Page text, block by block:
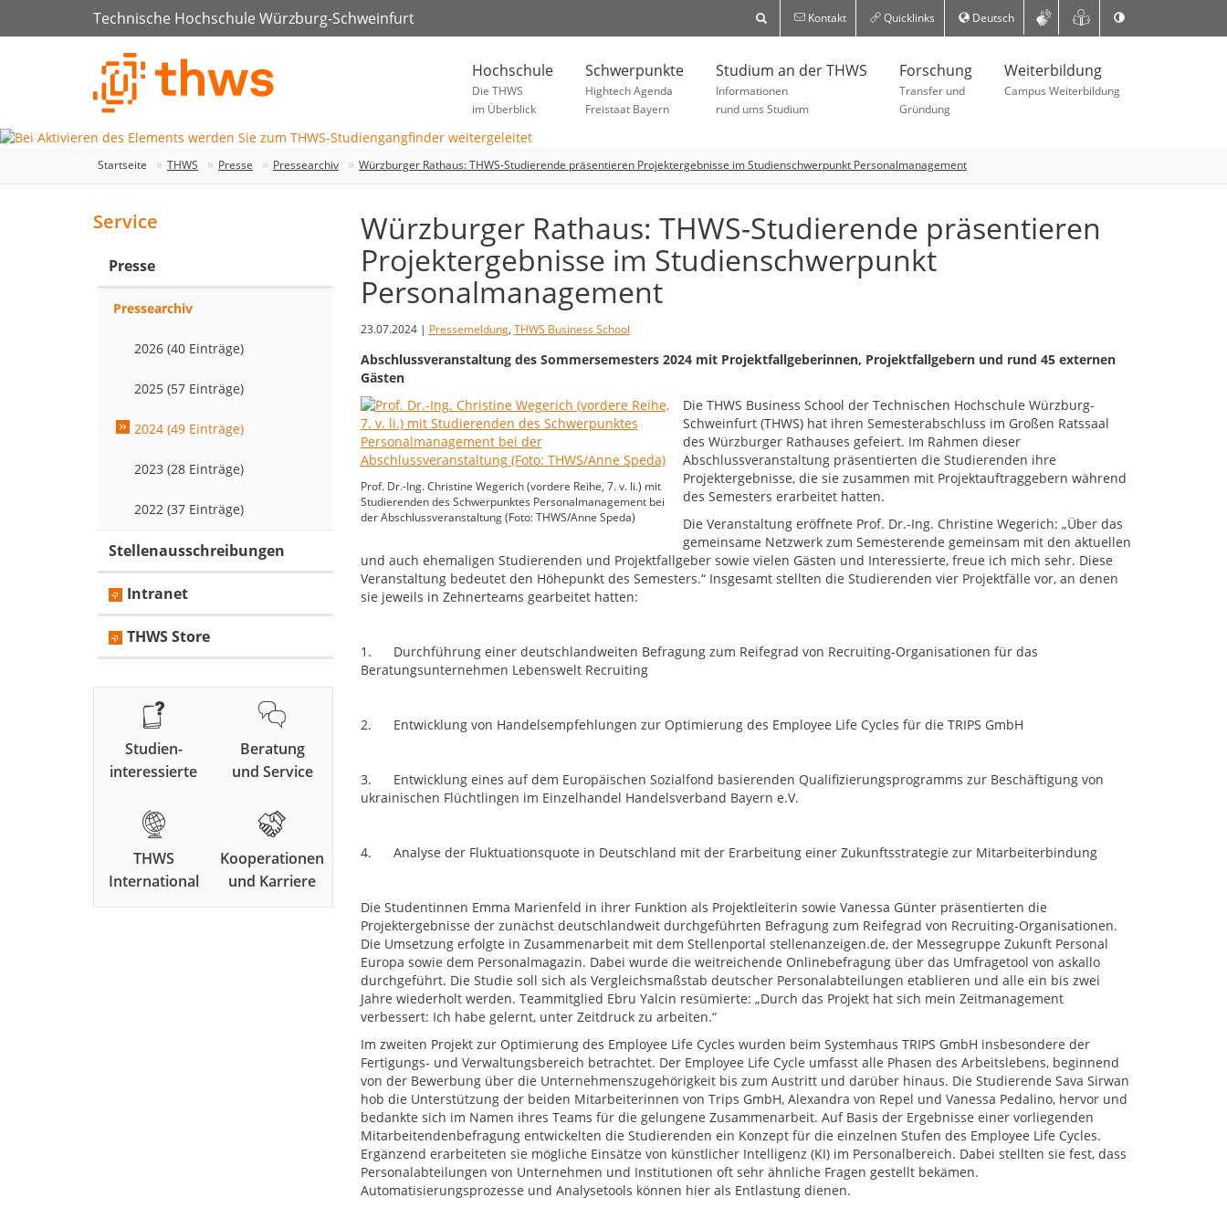
Technische Hochschule Würzburg-Schweinfurt Kontakt Quicklinks Deutsch
Hochschule
Die THWS
im Überblick
Schwerpunkte
Hightech Agenda
Freistaat Bayern
Studium an der THWS
Informationen
rund ums Studium
Forschung
Transfer und
Gründung
Weiterbildung
Campus Weiterbildung
Startseite THWS Presse Pressearchiv Würzburger Rathaus: THWS-Studierende präsentieren Projektergebnisse im Studienschwerpunkt Personalmanagement
Würzburger Rathaus: THWS-Studierende präsentieren
Projektergebnisse im Studienschwerpunkt
Personalmanagement
23.07.2024 | Pressemeldung, THWS Business School
Abschlussveranstaltung des Sommersemesters 2024 mit Projektfallgeberinnen, Projektfallgebern und rund 45 externen
Gästen
Prof. Dr.-Ing. Christine Wegerich (vordere Reihe, 7. v. li.) mit
Studierenden des Schwerpunktes Personalmanagement bei
der Abschlussveranstaltung (Foto: THWS/Anne Speda)
Die THWS Business School der Technischen Hochschule Würzburg-
Schweinfurt (THWS) hat ihren Semesterabschluss im Großen Ratssaal
des Würzburger Rathauses gefeiert. Im Rahmen dieser
Abschlussveranstaltung präsentierten die Studierenden ihre
Projektergebnisse, die sie zusammen mit Projektauftraggebern während
des Semesters erarbeitet hatten.
Die Veranstaltung eröffnete Prof. Dr.-Ing. Christine Wegerich: „Über das
gemeinsame Netzwerk zum Semesterende gemeinsam mit den aktuellen
und auch ehemaligen Studierenden und Projektfallgeber sowie vielen Gästen und Interessierte, freue ich mich sehr. Diese
Veranstaltung bedeutet den Höhepunkt des Semesters.“ Insgesamt stellten die Studierenden vier Projektfälle vor, an denen
sie jeweils in Zehnerteams gearbeitet hatten:
1. Durchführung einer deutschlandweiten Befragung zum Reifegrad von Recruiting-Organisationen für das
Beratungsunternehmen Lebenswelt Recruiting
2. Entwicklung von Handelsempfehlungen zur Optimierung des Employee Life Cycles für die TRIPS GmbH
3. Entwicklung eines auf dem Europäischen Sozialfond basierenden Qualifizierungsprogramms zur Beschäftigung von
ukrainischen Flüchtlingen im Einzelhandel Handelsverband Bayern e.V.
4. Analyse der Fluktuationsquote in Deutschland mit der Erarbeitung einer Zukunftsstrategie zur Mitarbeiterbindung
Die Studentinnen Emma Marienfeld in ihrer Funktion als Projektleiterin sowie Vanessa Günter präsentierten die
Projektergebnisse der zunächst deutschlandweit durchgeführten Befragung zum Reifegrad von Recruiting-Organisationen.
Die Umsetzung erfolgte in Zusammenarbeit mit dem Stellenportal stellenanzeigen.de, der Messegruppe Zukunft Personal
Europa sowie dem Personalmagazin. Dabei wurde die weitreichende Onlinebefragung über das Umfragetool von askallo
durchgeführt. Die Studie soll sich als Vergleichsmaßstab deutscher Personalabteilungen etablieren und alle ein bis zwei
Jahre wiederholt werden. Teammitglied Ebru Yalcin resümierte: „Durch das Projekt hat sich mein Zeitmanagement
verbessert: Ich habe gelernt, unter Zeitdruck zu arbeiten.“
Im zweiten Projekt zur Optimierung des Employee Life Cycles wurden beim Systemhaus TRIPS GmbH insbesondere der
Fertigungs- und Verwaltungsbereich betrachtet. Der Employee Life Cycle umfasst alle Phasen des Arbeitslebens, beginnend
von der Bewerbung über die Unternehmenszugehörigkeit bis zum Austritt und darüber hinaus. Die Studierende Sava Sirwan
hob die Unterstützung der beiden Mitarbeiterinnen von Trips GmbH, Alexandra von Repel und Vanessa Pedalino, hervor und
bedankte sich im Namen ihres Teams für die gelungene Zusammenarbeit. Auf Basis der Ergebnisse einer vorliegenden
Mitarbeitendenbefragung entwickelten die Studierenden ein Konzept für die einzelnen Stufen des Employee Life Cycles.
Ergänzend erarbeiteten sie mögliche Einsätze von künstlicher Intelligenz (KI) im Personalbereich. Dabei stellten sie fest, dass
Personalabteilungen von Unternehmen und Institutionen oft sehr ähnliche Fragen gestellt bekämen.
Automatisierungsprozesse und Analysetools können hier als Entlastung dienen.
Service
Presse
Pressearchiv
2026 (40 Einträge)
2025 (57 Einträge)
2024 (49 Einträge)
2023 (28 Einträge)
2022 (37 Einträge)
Stellenausschreibungen
Intranet
THWS Store
Studien-
interessierte
Beratung
und Service
THWS
International
Kooperationen
und Karriere